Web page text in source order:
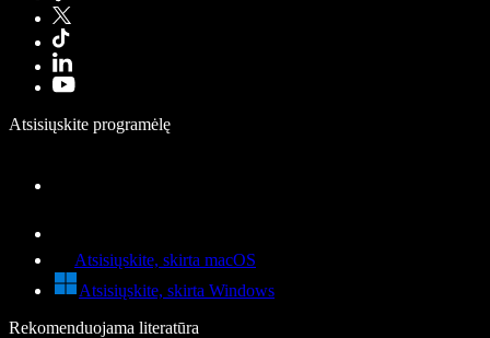
Atsisiųskite programėlę
Atsisiųskite, skirta macOS
Atsisiųskite, skirta Windows
Rekomenduojama literatūra